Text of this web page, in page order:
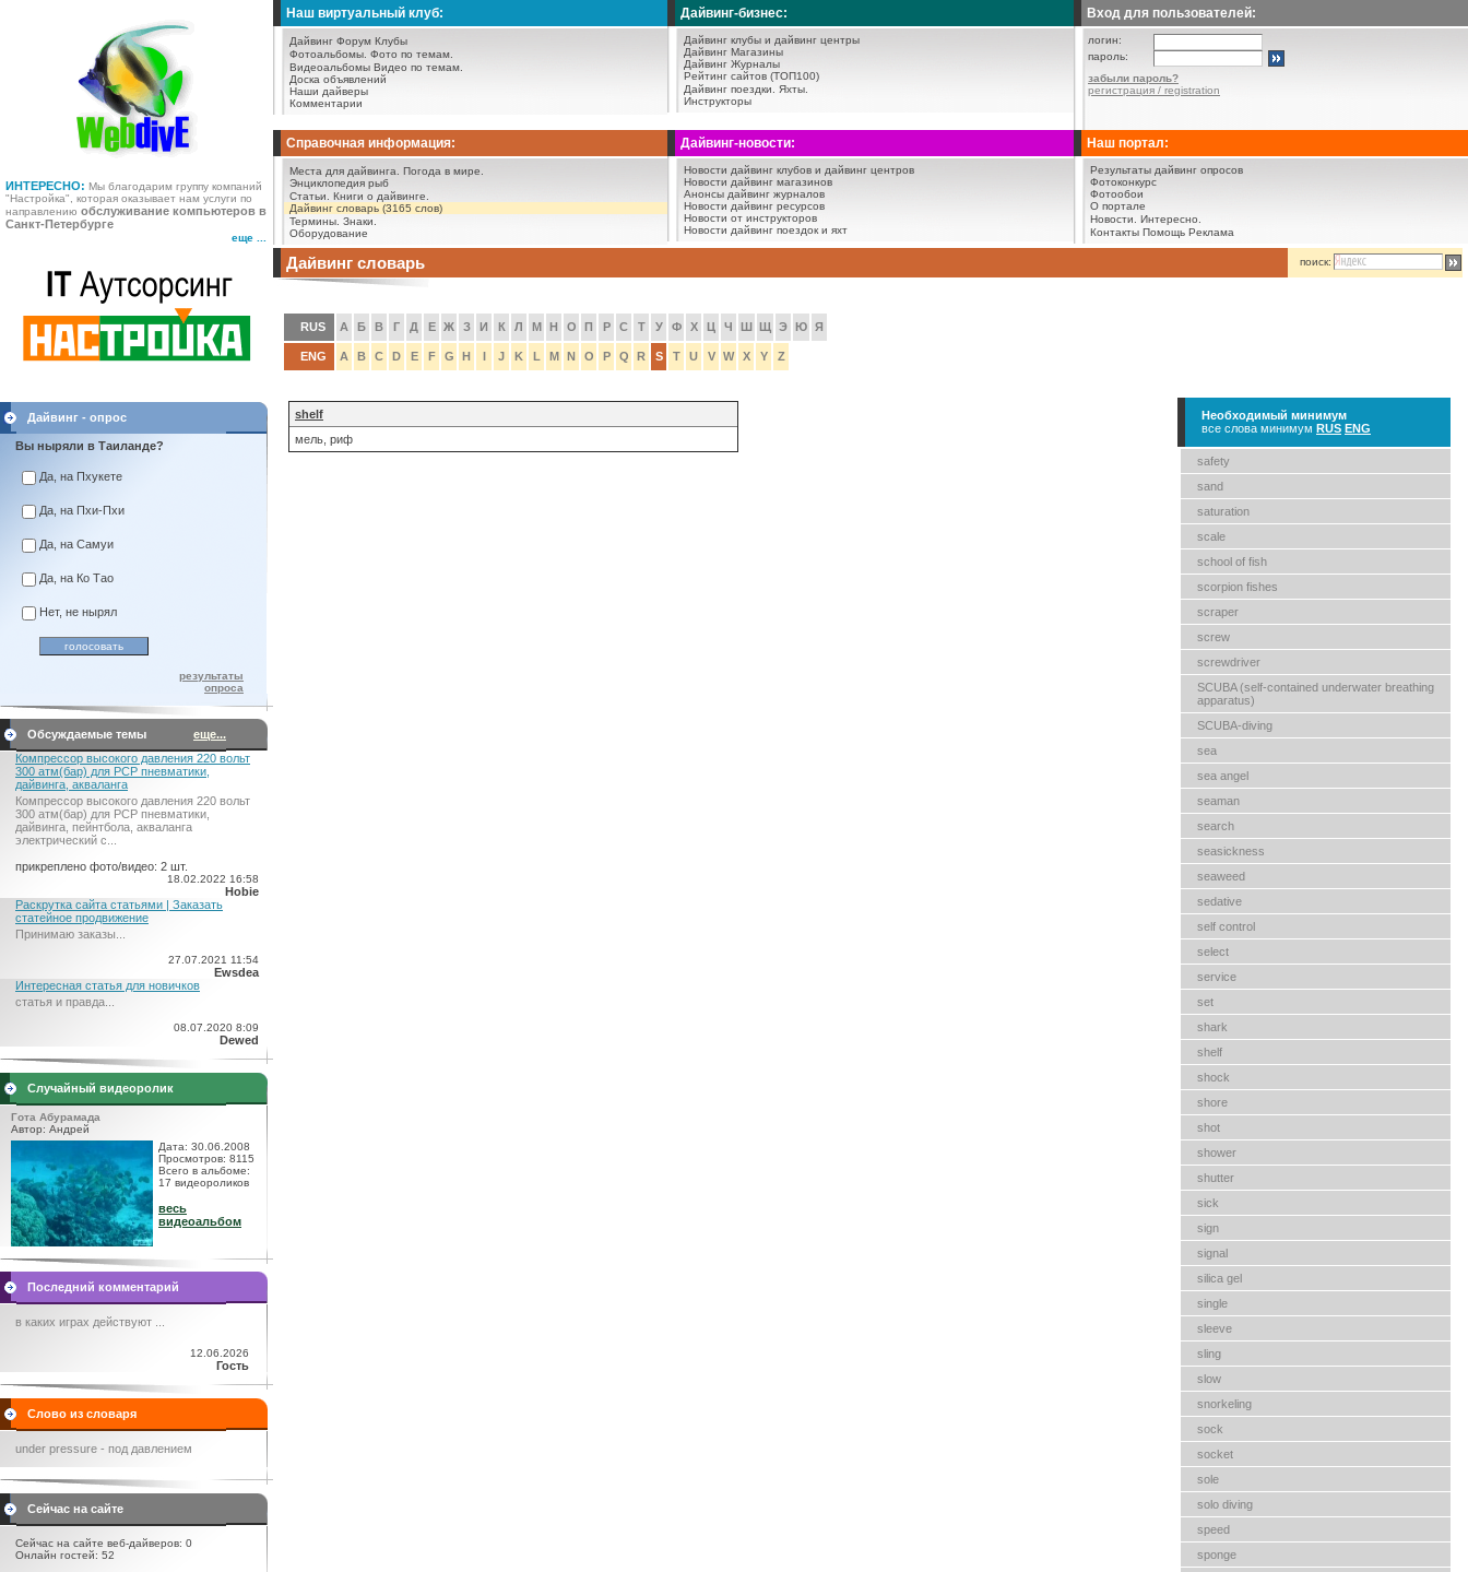
ИНТЕРЕСНО: Мы благодарим группу компаний
"Настройка", которая оказывает нам услуги по
направлению обслуживание компьютеров в
Санкт-Петербурге
еще ...
Наш виртуальный клуб:
Дайвинг Форум Клубы
Фотоальбомы. Фото по темам.
Видеоальбомы Видео по темам.
Доска объявлений
Наши дайверы
Комментарии
Дайвинг-бизнес:
Дайвинг клубы и дайвинг центры
Дайвинг Магазины
Дайвинг Журналы
Рейтинг сайтов (ТОП100)
Дайвинг поездки.
Яхты.
Инструкторы
Вход для пользователей:
логин:
пароль:
забыли пароль?
регистрация / registration
Справочная информация:
Места для дайвинга.
Погода в мире.
Энциклопедия рыб
Статьи.
Книги о дайвинге.
Дайвинг словарь (3165 слов)
Термины. Знаки.
Оборудование
Дайвинг-новости:
Новости дайвинг клубов и дайвинг центров
Новости дайвинг магазинов
Анонсы дайвинг журналов
Новости дайвинг ресурсов
Новости от инструкторов
Новости дайвинг поездок и яхт
Наш портал:
Результаты дайвинг опросов
Фотоконкурс
Фотообои
О портале
Новости.
Интересно.
Контакты Помощь Реклама
Дайвинг - опрос
Вы ныряли в Таиланде?
Да, на Пхукете
Да, на Пхи-Пхи
Да, на Самуи
Да, на Ко Тао
Нет, не нырял
результаты
опроса
Обсуждаемые темы
еще...
Компрессор высокого давления 220 вольт
300 атм(бар) для PCP пневматики,
дайвинга, акваланга
Компрессор высокого давления 220 вольт
300 атм(бар) для PCP пневматики,
дайвинга, пейнтбола, акваланга
электрический c...
прикреплено фото/видео: 2 шт.
18.02.2022 16:58
Hobie
Раскрутка сайта статьями | Заказать
статейное продвижение
Принимаю заказы...
27.07.2021 11:54
Ewsdea
Интересная статья для новичков
статья и правда...
08.07.2020 8:09
Dewed
Случайный видеоролик
Гота Абурамада
Автор: Андрей
Дата: 30.06.2008
Просмотров: 8115
Всего в альбоме:
17 видеороликов
весь
видеоальбом
Последний комментарий
в каких играх действуют ...
12.06.2026
Гость
Слово из словаря
under pressure - под давлением
Сейчас на сайте
Сейчас на сайте веб-дайверов: 0
Онлайн гостей: 52
Дайвинг словарь поиск:
RUS А Б В Г Д Е Ж З И К Л М Н О П Р С Т У Ф Х Ц Ч Ш Щ Э Ю Я
ENG A B C D E F G H I J K L M N O P Q R S T U V W X Y Z
shelf
мель, риф
Необходимый минимум
все слова минимум RUS ENG
safety
sand
saturation
scale
school of fish
scorpion fishes
scraper
screw
screwdriver
SCUBA (self-contained underwater breathing
apparatus)
SCUBA-diving
sea
sea angel
seaman
search
seasickness
seaweed
sedative
self control
selесt
service
set
shark
shelf
shock
shore
shot
shower
shutter
sick
sign
signal
silica gel
single
sleeve
sling
slow
snorkeling
sock
socket
sole
solo diving
speed
sponge